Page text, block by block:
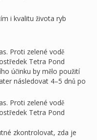
i kvalitu života ryb
Proti zelené vodě
Tetra Pond
účinku by mělo použití
následovat 4–5 dnů po
Proti zelené vodě
Tetra Pond
zkontrolovat, zda je